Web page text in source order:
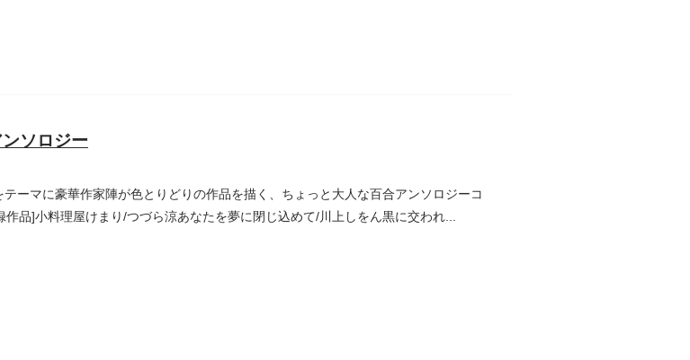
ソロジー
テーマに豪華作家陣が色とりどりの作品を描く、ちょっと大人な百合アンソロジーコ
品]小料理屋けまり/つづら涼あなたを夢に閉じ込めて/川上しをん黒に交われ...